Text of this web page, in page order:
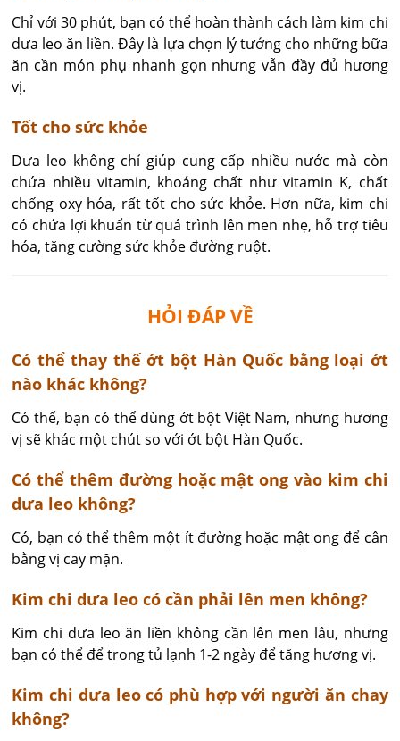
Chỉ với 30 phút, bạn có thể hoàn thành cách làm kim chi
dưa leo ăn liền. Đây là lựa chọn lý tưởng cho những bữa
ăn cần món phụ nhanh gọn nhưng vẫn đầy đủ hương
vị.
Tốt cho sức khỏe
Dưa leo không chỉ giúp cung cấp nhiều nước mà còn
chứa nhiều vitamin, khoáng chất như vitamin K, chất
chống oxy hóa, rất tốt cho sức khỏe. Hơn nữa, kim chi
có chứa lợi khuẩn từ quá trình lên men nhẹ, hỗ trợ tiêu
hóa, tăng cường sức khỏe đường ruột.
HỎI ĐÁP VỀ
​Có thể thay thế ớt bột Hàn Quốc bằng loại ớt
nào khác không?
Có thể, bạn có thể dùng ớt bột Việt Nam, nhưng hương
vị sẽ khác một chút so với ớt bột Hàn Quốc.
Có thể thêm đường hoặc mật ong vào kim chi
dưa leo không?
Có, bạn có thể thêm một ít đường hoặc mật ong để cân
bằng vị cay mặn.
Kim chi dưa leo có cần phải lên men không?
Kim chi dưa leo ăn liền không cần lên men lâu, nhưng
bạn có thể để trong tủ lạnh 1-2 ngày để tăng hương vị.
Kim chi dưa leo có phù hợp với người ăn chay
không?